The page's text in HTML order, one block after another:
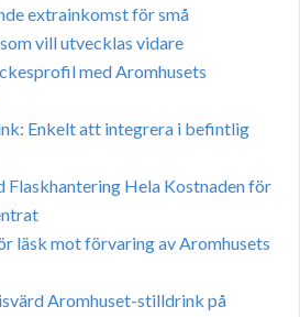
extrainkomst för små
vill utvecklas vidare
med Aromhusets
Enkelt att integrera i befintlig
Flaskhantering Hela Kostnaden för
läsk mot förvaring av Aromhusets
Aromhuset-stilldrink på